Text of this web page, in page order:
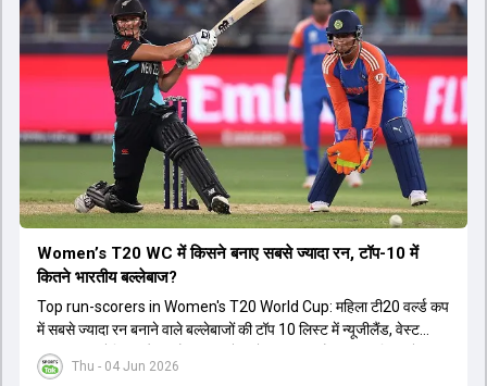
Thu - 04 Jun 2026
Women’s T20 WC में किसने बनाए सबसे ज्यादा रन, टॉप-10 में
कितने भारतीय बल्लेबाज?
Top run-scorers in Women's T20 World Cup: महिला टी20 वर्ल्ड कप
में सबसे ज्यादा रन बनाने वाले बल्लेबाजों की टॉप 10 लिस्ट में न्यूजीलैंड, वेस्ट
इंडीज, ऑस्ट्रेलिया और इंग्लैंड की बल्लेबाजों का दबदबा है. टॉप 10 लिस्ट में तीन
ऑस्ट्रेलियाई खिलाड़ी शामिल हैं. न्यूजीलैंड की दो और वेस्ट इंडीज की दो खिलाड़ी